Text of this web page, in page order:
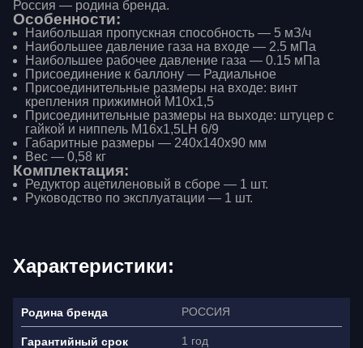
Россия — родина бренда.
Особенности:
Наибольшая пропускная способность — 5 мЗ/ч
Наибольшее давление газа на входе — 2.5 мПа
Наибольшее рабочее давление газа — 0.15 мПа
Присоединение к баллону — Радиальное
Присоединительные размеры на входе: винт
крепления прижимной M10x1,5
Присоединительные размеры на выходе: штуцер с
гайкой и ниппель M16x1,5LH 6/9
Габаритные размеры — 240х140х90 мм
Вес — 0,58 кг
Комплектация:
Редуктор ацетиленовый в сборе — 1 шт.
Руководство по эксплуатации — 1 шт.
Характеристики:
Родина бренда РОССИЯ
Гарантийный срок 1 год